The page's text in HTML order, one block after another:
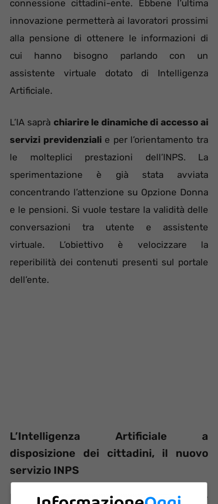
connessione cittadini-ente. Ebbene l’ultima
innovazione permetterà ai lavoratori prossimi
alla pensione di ottenere le informazioni di
cui hanno bisogno parlando con un
assistente virtuale dotato di Intelligenza
Artificiale.
L’IA saprà chiarire le dinamiche di accesso ai
servizi previdenzialie per l’orientamento tra
le molteplici prestazioni dell’INPS. La
sperimentazione è già stata avviata
concentrando l’attenzione su Opzione Donna
e le pensioni. Si vuole testare la validità delle
conversazioni tra utente e assistente
virtuale. L’obiettivo è velocizzare la
reperibilità dei contenuti presenti sul portale
dell’ente.
L’Intelligenza Artificiale a
disposizione dei cittadini, il nuovo
servizio INPS
Il portale dell’INPS contiene numerose